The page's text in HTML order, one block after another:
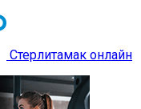
Стерлитамак онлайн